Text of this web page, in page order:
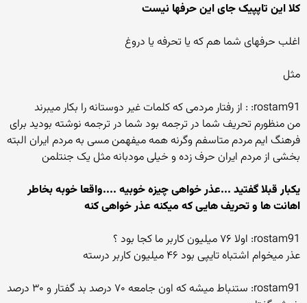
کلا این تاپپیک جای این حرفها نیست
اغلب حرفهای شما هم که یا تحرفه یا دروغ
مثل
rostam91: : از رفتار مردمی که کلمات غیر دوستانه را بکار میبرند
من منظورم تحریف شما در ترجمه بود شما در ترجمه نوشته بودید برای
فرهنگ ایم مردم متاسفم وگرنه همه میفهمن مسی به مردم ایران البته
بخشی از مردم ایران حرف زده و خیلی مودبانه مثل یک جنتلمن
یکبار قبلا گفتید ...عذر خواهی چیزه خوبیه ....واقعا خوبه بخاطر
اهانت ها و تحریف هایی که میکنه عذر خواهی کنه
rostam91: اولا ۷۶ میلیون کاربر ما کجا بود ؟
عذر میخوام اشتباه تایپی بود ۴۶ میلیون کاربر درسته
rostam91: ستنباط میشه که اون جامعه ۷۰ درصد بد گفتار و ۳۰ درصد